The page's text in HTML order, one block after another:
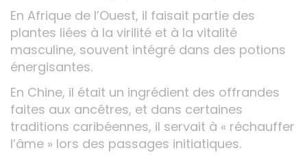
En Afrique de l’Ouest, il faisait partie des
plantes liées à la virilité et à la vitalité
masculine, souvent intégré dans des potions
énergisantes.
En Chine, il était un ingrédient des offrandes
faites aux ancêtres, et dans certaines
traditions caribéennes, il servait à « réchauffer
l’âme » lors des passages initiatiques.